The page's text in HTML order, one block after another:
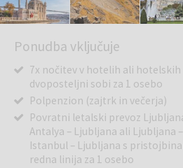
Ponudba vključuje
7x nočitev v hotelih ali hotelskih
dvoposteljni sobi za 1 osebo
Polpenzion (zajtrk in večerja)
Povratni letalski prevoz
Antalya – Ljubljana ali Ljubljana
Istanbul – Ljubljana s
redna linija za 1 osebo